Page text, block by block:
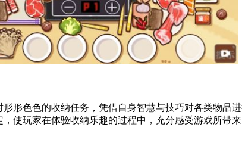
形色色的收纳任务，凭借自身智慧与技巧对各类物品
使玩家在体验收纳乐趣的过程中，充分感受游戏所带来